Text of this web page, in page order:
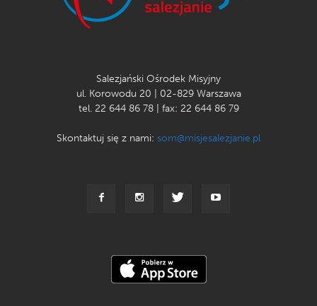
Salezjański Ośrodek Misyjny
ul. Korowodu 20 | 02-829 Warszawa
tel. 22 644 86 78 | fax: 22 644 86 79
Skontaktuj się z nami: som@misjesalezjanie.pl